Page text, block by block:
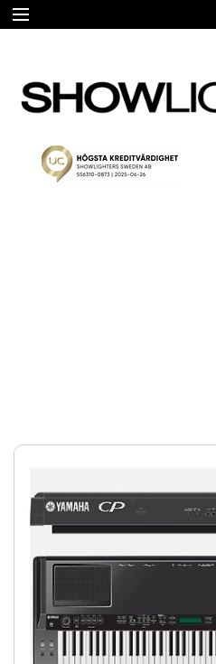
HYRA
FÖRSÄLJNING
LIVESTREAMINGTJÄNSTER